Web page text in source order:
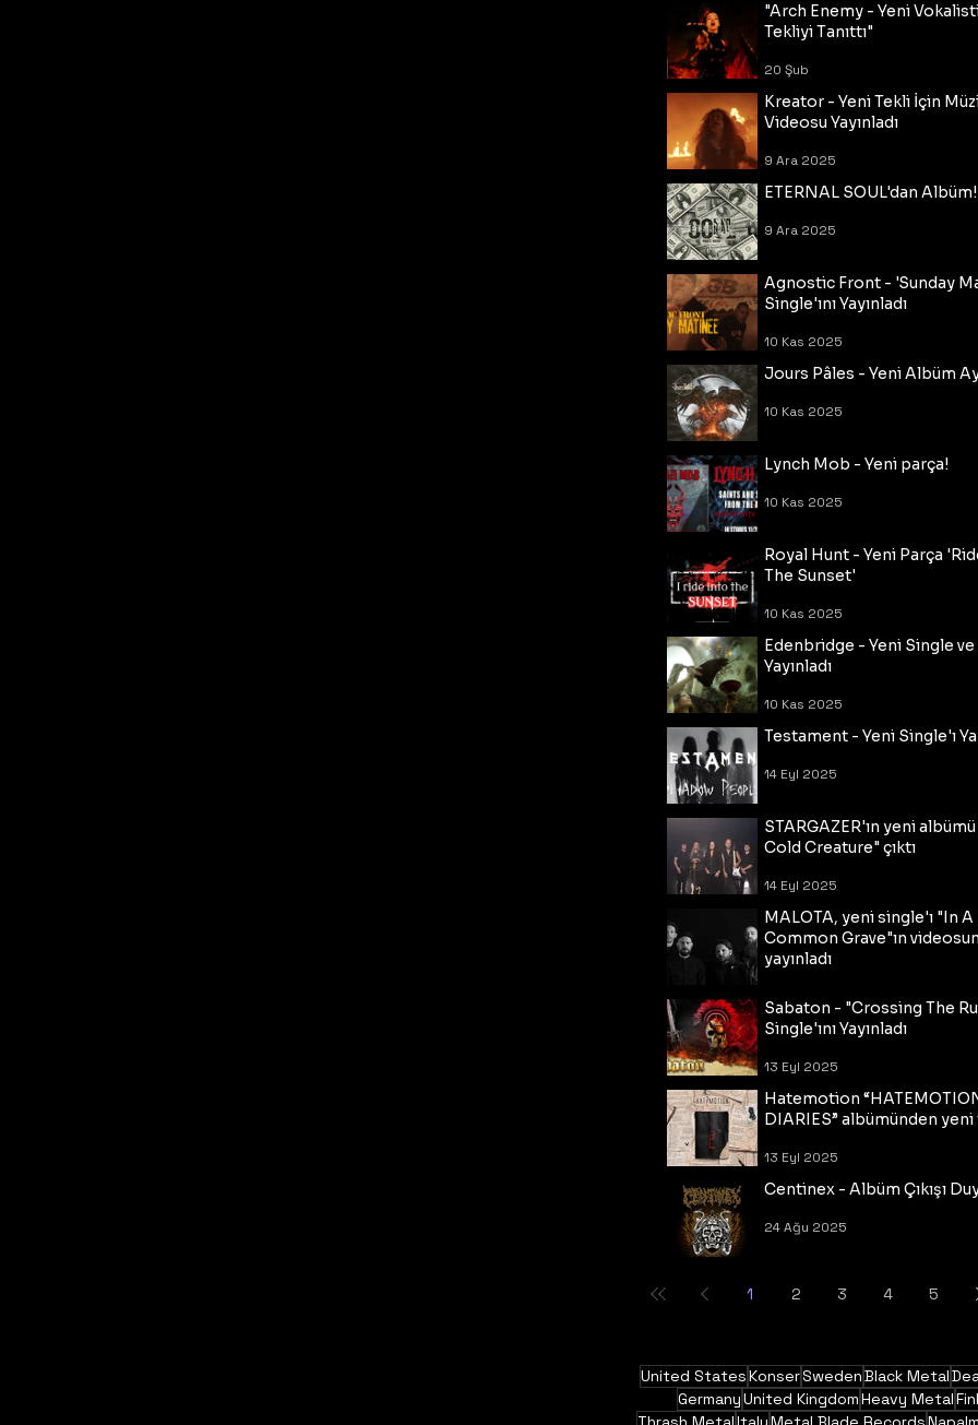
"Arch Enemy - Yeni
Tekliyi Tanıttı"
20 Şub
Kreator - Yeni Tekli İçin
Videosu Yayınladı
9 Ara 2025
ETERNAL SOUL'dan Albüm!
9 Ara 2025
Agnostic Front - 'Sunday
Single'ını Yayınladı
10 Kas 2025
Jours Pâles - Yeni Albüm
10 Kas 2025
Lynch Mob - Yeni parça!
10 Kas 2025
Royal Hunt - Yeni Parça
The Sunset'
10 Kas 2025
Edenbridge - Yeni Single
Yayınladı
10 Kas 2025
Testament - Yeni Single'ı
14 Eyl 2025
STARGAZER'ın yeni
Cold Creature" çıktı
14 Eyl 2025
MALOTA, yeni single'ı "In A
Common Grave"ın
yayınladı
Sabaton - "Crossing The
Single'ını Yayınladı
13 Eyl 2025
Hatemotion
DIARIES” albümünden
13 Eyl 2025
Centinex - Albüm Çıkışı
24 Ağu 2025
1 2 3 4 5
United StatesKonserSwedenBlack Metal
GermanyUnited KingdomHeavy Metal